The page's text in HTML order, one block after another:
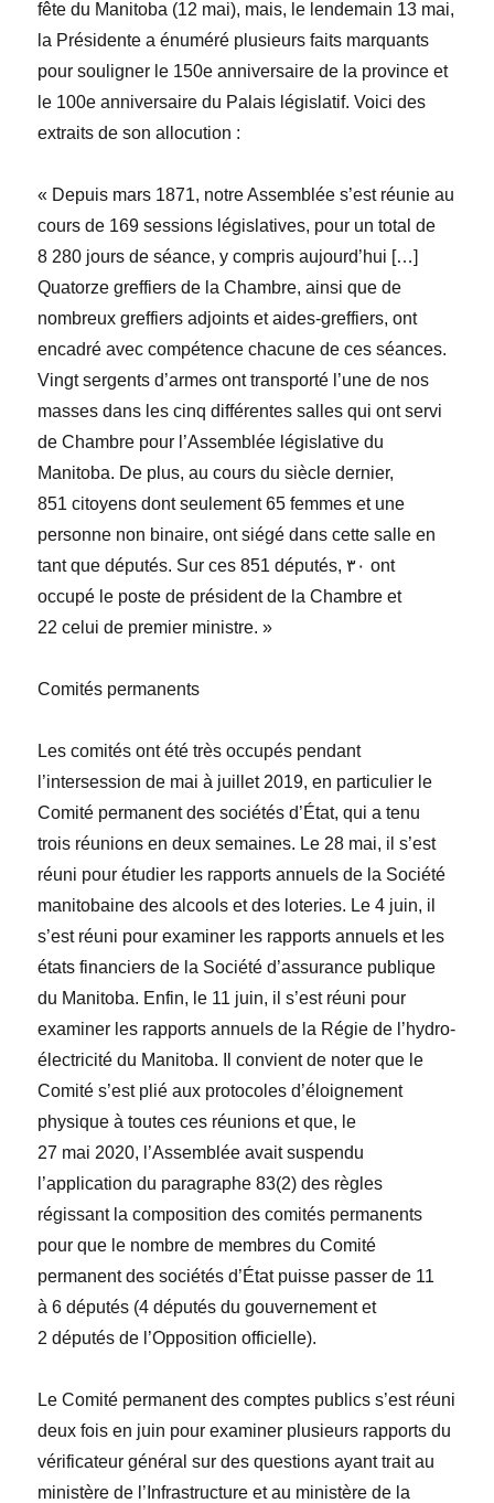
fête du Manitoba (12 mai), mais, le lendemain 13 mai,
la Présidente aénuméré plusieurs faits marquants
pour souligner le 150eanniversaire de la province et
le 100e anniversaire du Palais législatif. Voici des
extraits de son allocution :
« Depuis mars 1871, notre Assemblée s’est réunie au
cours de 169 sessions législatives, pour un total de
8 280 jours de séance, y compris aujourd’hui […]
Quatorze greffiers de la Chambre, ainsi que de
nombreux greffiers adjoints et aides-greffiers, ont
encadré avec compétence chacune de ces séances.
Vingt sergents d’armes ont transporté l’une de nos
masses dans les cinq différentes salles qui ont servi
de Chambre pour l’Assemblée législative du
Manitoba. De plus, au cours du siècle dernier,
851 citoyens dont seulement65 femmes et une
personne non binaire, ont siégé dans cette salle en
tant que députés. Sur ces 851 députés, ٣٠ont
occupé le poste de président de la Chambre et
22 celui de premier ministre. »
Comités permanents
Les comités ont été très occupés pendant
l’intersession de mai à juillet 2019, en particulier le
Comité permanent des sociétés d’État, qui a tenu
trois réunions en deux semaines. Le 28 mai, il s’est
réuni pour étudier les rapports annuels de la Société
manitobaine des alcools et des loteries. Le 4 juin, il
s’est réuni pour examiner les rapports annuels et les
états financiers de la Société d’assurance publique
du Manitoba. Enfin, le 11 juin, il s’est réuni pour
examiner les rapports annuels de la Régie de l’hydro-
électricité du Manitoba. Il convient de noter que le
Comité s’est plié aux protocoles d’éloignement
physique à toutes ces réunions et que, le
27 mai 2020, l’Assemblée avait suspendu
l’application du paragraphe 83(2) des règles
régissant la composition des comités permanents
pour que le nombre de membres du Comité
permanent des sociétés d’État puisse passer de 11
à 6 députés (4 députés du gouvernement et
2 députés de l’Opposition officielle).
Le Comité permanent des comptes publics s’est réuni
deux fois en juin pour examiner plusieurs rapports du
vérificateur général sur des questions ayant trait au
ministère de l’Infrastructure et au ministère de la